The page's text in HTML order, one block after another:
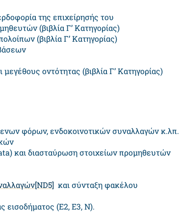
της επιχείρησής του
(βιβλία Γ’ Κατηγορίας)
(βιβλία Γ’ Κατηγορίας)
οντότητας (βιβλία Γ’ Κατηγορίας)
φόρων, ενδοκοινοτικών συναλλαγών κ.λπ.
και διασταύρωση στοιχείων προμηθευτών
[ND5] και σύνταξη φακέλου
εισοδήματος (Ε2, Ε3, Ν).